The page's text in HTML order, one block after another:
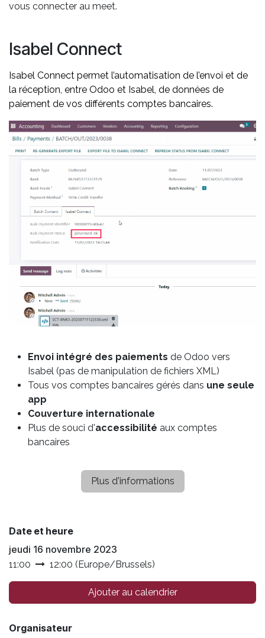
vous connecter au meet.
Isabel Connect
Isabel Connect permet l’automatisation de l’envoi et de
la réception, entre Odoo et Isabel, de données de
paiement de vos différents comptes bancaires.
Envoi intégré des paiements de Odoo vers
Isabel (pas de manipulation de fichiers XML)
Tous vos comptes bancaires gérés dans une seule
app
Couverture internationale
Plus de souci d'accessibilité aux comptes
bancaires
Plus d'informations
Date et heure
jeudi 16 novembre 2023
11:00 12:00 (Europe/Brussels)
Ajouter au calendrier
Organisateur